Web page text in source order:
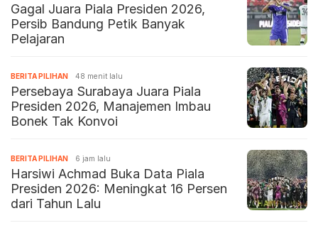
Gagal Juara Piala Presiden 2026,
Persib Bandung Petik Banyak
Pelajaran
BERITA PILIHAN 48 menit lalu
Persebaya Surabaya Juara Piala
Presiden 2026, Manajemen Imbau
Bonek Tak Konvoi
BERITA PILIHAN 6 jam lalu
Harsiwi Achmad Buka Data Piala
Presiden 2026: Meningkat 16 Persen
dari Tahun Lalu